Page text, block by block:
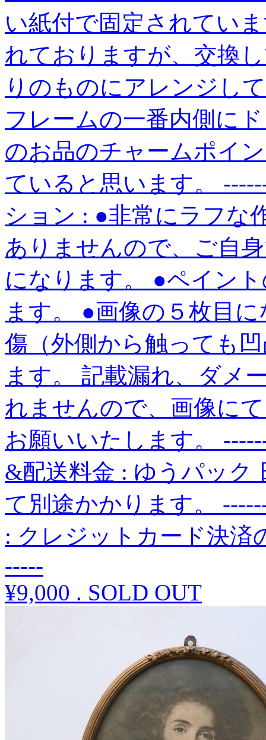
い紙付で固定されてい
れておりますが、交換
りのものにアレンジし
フレームの一番内側に
のお品のチャームポイ
ていると思います。
ション : ●非常にラフな
ありませんので、ご自
になります。 ●ペイン
ます。 ●画像の５枚目
傷（外側から触っても
ます。 記載漏れ、ダメ
れませんので、画像に
お願いいたします。
&配送料金 : ゆうパック
て別途かかります。
: クレジットカード決済
-----
¥9,000 . SOLD OUT